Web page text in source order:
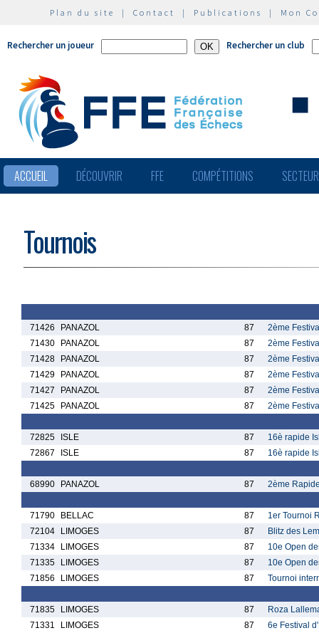
Plan du site | Contact | Publications | Mon
Rechercher un joueur Rechercher un club
ACCUEIL DÉCOUVRIR FFE COMPÉTITIONS
Tournois
71426 PANAZOL 87
2ème
71430
PANAZOL 87
2ème
71428
PANAZOL 87
2ème
71429
PANAZOL 87
2ème
71427
PANAZOL 87
2ème
71425
PANAZOL 87 2ème
72825 ISLE 87
16è rapide
72867
ISLE 87 16è rapide
68990 PANAZOL 87 2ème
71790 BELLAC 87
1er Tournoi
72104
LIMOGES 87
Blitz des
71334
LIMOGES 87
10e Open
71335
LIMOGES 87
10e Open
71856
LIMOGES 87 Tournoi
71835 LIMOGES 87
Roza
71331
LIMOGES 87
6e Festival